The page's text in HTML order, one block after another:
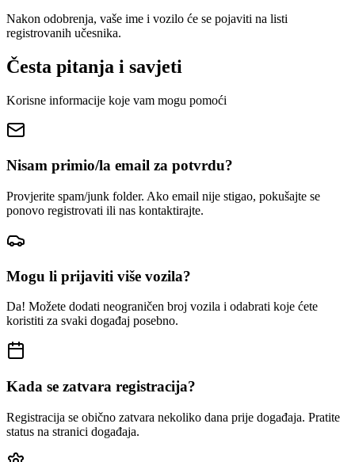
Nakon odobrenja, vaše ime i vozilo će se pojaviti na listi
registrovanih učesnika.
Česta pitanja i savjeti
Korisne informacije koje vam mogu pomoći
Nisam primio/la email za potvrdu?
Provjerite spam/junk folder. Ako email nije stigao, pokušajte se
ponovo registrovati ili nas kontaktirajte.
Mogu li prijaviti više vozila?
Da! Možete dodati neograničen broj vozila i odabrati koje ćete
koristiti za svaki događaj posebno.
Kada se zatvara registracija?
Registracija se obično zatvara nekoliko dana prije događaja. Pratite
status na stranici događaja.